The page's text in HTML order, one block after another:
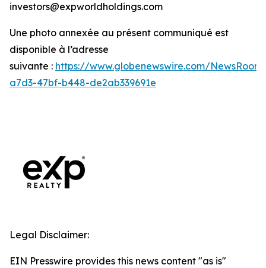
investors@expworldholdings.com
Une photo annexée au présent communiqué est
disponible à l’adresse
suivante : https://www.globenewswire.com/
a7d3-47bf-b448-de2ab339691e
Legal Disclaimer:
EIN Presswire provides this news content "as is"